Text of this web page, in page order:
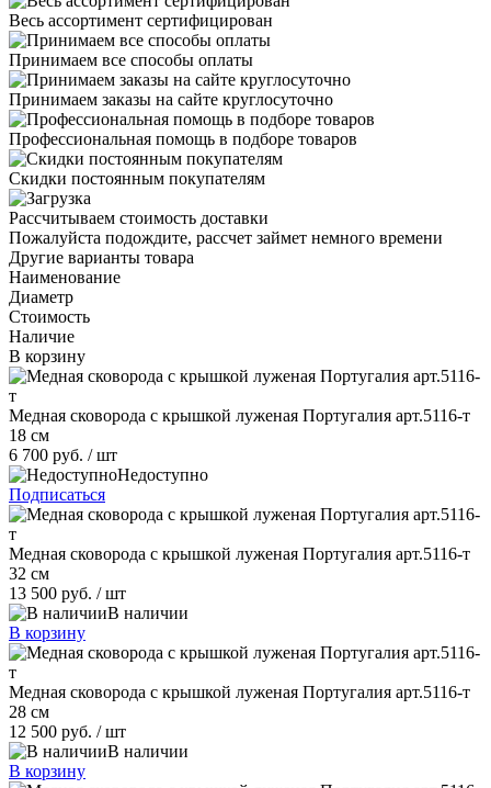
Весь ассортимент сертифицирован
Принимаем все способы оплаты
Принимаем заказы на сайте круглосуточно
Профессиональная помощь в подборе товаров
Скидки постоянным покупателям
Рассчитываем стоимость доставки
Пожалуйста подождите, рассчет займет немного времени
Другие варианты товара
Наименование
Диаметр
Стоимость
Наличие
В корзину
Медная сковорода с крышкой луженая Португалия арт.5116-т
18 см
6 700 руб. / шт
Недоступно
Подписаться
Медная сковорода с крышкой луженая Португалия арт.5116-т
32 см
13 500 руб. / шт
В наличии
В корзину
Медная сковорода с крышкой луженая Португалия арт.5116-т
28 см
12 500 руб. / шт
В наличии
В корзину